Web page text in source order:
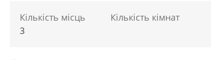
Кількість місць
3
Кількість кімнат